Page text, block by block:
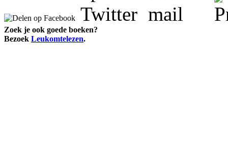
Zoek je ook goede boeken?
Bezoek Leukomtelezen.